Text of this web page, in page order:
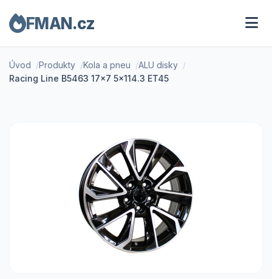
FMAN.cz
Úvod Produkty Kola a pneu
ALU disky
Racing Line B5463 17x7 5x114.3 ET45